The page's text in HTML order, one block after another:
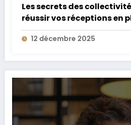
Les secrets des
réussir vos réceptions en
12 décembre 2025